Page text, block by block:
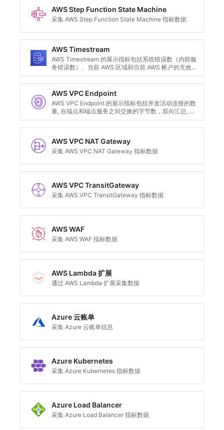
AWS Step Function State Machine
采集 AWS Step Function State Machine 指标数据
AWS Timestream
AWS Timestream 的展示指标包括系统错误数（内部服
务错误数）、当前 AWS 区域和当前 AWS 帐户的无效请
求的总和、成功请求经过的时间和样本数量、存储在内
存中的数据量，以及存储在磁存储器中的数据量等。
AWS VPC Endpoint
AWS VPC Endpoint 的展示指标包括并发活动连接的数
量, 在端点和端点服务之间交换的字节数，双向汇总, 通
过此端点建立的新连接数量, 此端点丢弃的数据包数量,
此端点收到的 RST 数据包数量等
AWS VPC NAT Gateway
采集 AWS VPC NAT Gateway 指标数据
AWS VPC TransitGateway
采集 AWS VPC TransitGateway 指标数据
AWS WAF
采集 AWS WAF 指标数据
AWS Lambda 扩展
通过 AWS Lambda 扩展采集数据
Azure 云账单
采集 Azure 云账单信息
Azure Kubernetes
采集 Azure Kubernetes 指标数据
Azure Load Balancer
采集 Azure Load Balancer 指标数据